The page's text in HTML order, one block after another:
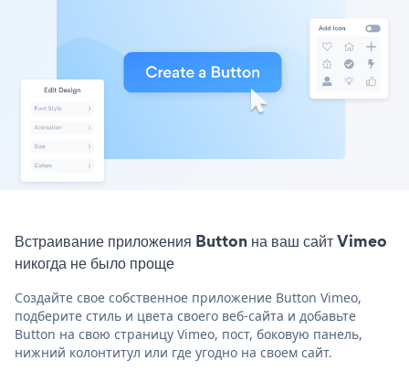
Встраивание приложения Button на ваш сайт Vimeo
никогда не было проще
Создайте свое собственное приложение Button Vimeo,
подберите стиль и цвета своего веб-сайта и добавьте
Button на свою страницу Vimeo, пост, боковую панель,
нижний колонтитул или где угодно на своем сайт.